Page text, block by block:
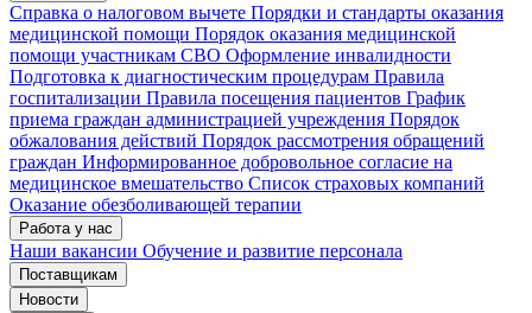
Справка о налоговом вычете Порядки и стандарты оказания
медицинской помощи Порядок оказания медицинской
помощи участникам СВО Оформление инвалидности
Подготовка к диагностическим процедурам Правила
госпитализации Правила посещения пациентов График
приема граждан администрацией учреждения Порядок
обжалования действий Порядок рассмотрения обращений
граждан Информированное добровольное согласие на
медицинское вмешательство Список страховых компаний
Оказание обезболивающей терапии
Работа у нас
Наши вакансии Обучение и развитие персонала
Поставщикам
Новости